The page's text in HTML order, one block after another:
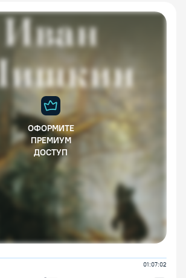
ОФОРМИТЕ
ПРЕМИУМ
ДОСТУП
01:07:02